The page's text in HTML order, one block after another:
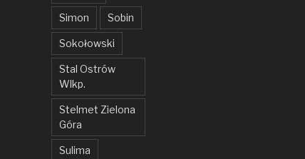
Simon Sobin
Sokołowski
Stal Ostrów
Wlkp.
Stelmet Zielona
Góra
Sulima